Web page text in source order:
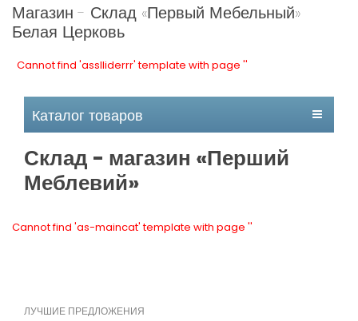
Магазин - Склад «Первый Мебельный»
Белая Церковь
Cannot find 'asslliderrr' template with page ''
Каталог товаров
Склад - магазин «Перший
Меблевий»
Cannot find 'as-maincat' template with page ''
ЛУЧШИЕ ПРЕДЛОЖЕНИЯ